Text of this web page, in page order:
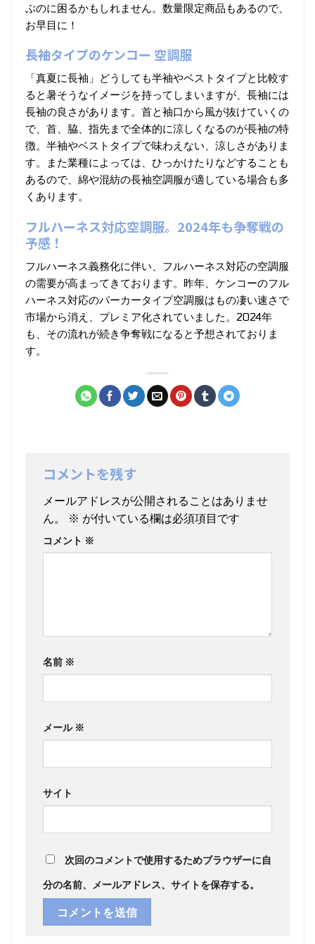
ぶのに困るかもしれません。数量限定商品もあるので、
お早目に！
長袖タイプのケンコー 空調服
「真夏に長袖」どうしても半袖やベストタイプと比較す
ると暑そうなイメージを持ってしまいますが、長袖には
長袖の良さがあります。首と袖口から風が抜けていくの
で、首、脇、指先まで全体的に涼しくなるのが長袖の特
徴。半袖やベストタイプで味わえない、涼しさがありま
す。また業種によっては、ひっかけたりなどすることも
あるので、綿や混紡の長袖空調服が適している場合も多
くあります。
フルハーネス対応空調服。2024年も争奪戦の
予感！
フルハーネス義務化に伴い、フルハーネス対応の空調服
の需要が高まってきております。昨年、ケンコーのフル
ハーネス対応のパーカータイプ空調服はもの凄い速さで
市場から消え、プレミア化されていました。2024年
も、その流れが続き争奪戦になると予想されておりま
す。
コメントを残す
メールアドレスが公開されることはありませ
ん。
※ が付いている欄は必須項目です
コメント ※
名前 ※
メール ※
サイト
次回のコメントで使用するためブラウザーに自
分の名前、メールアドレス、サイトを保存する。